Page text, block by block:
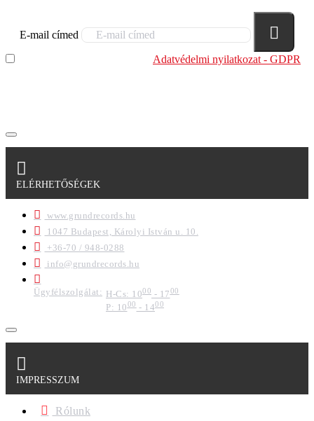
E-mail címed
Adatvédelmi nyilatkozat - GDPR
ELÉRHETŐSÉGEK
www.grundrecords.hu
1047 Budapest, Károlyi István u. 10.
+36-70 / 948-0288
info@grundrecords.hu
Ügyfélszolgálat: H-Cs: 1000 - 1700
P: 1000- 1400
IMPRESSZUM
Rólunk